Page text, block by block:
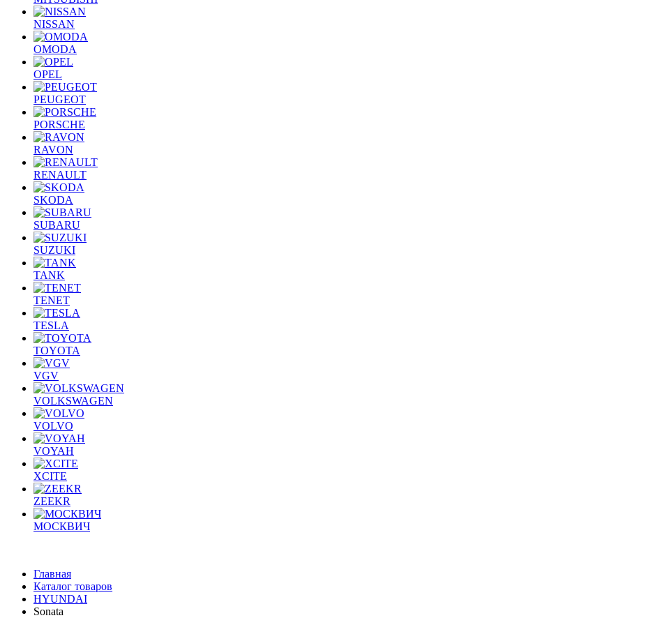
NISSAN
OMODA
OPEL
PEUGEOT
PORSCHE
RAVON
RENAULT
SKODA
SUBARU
SUZUKI
TANK
TENET
TESLA
TOYOTA
VGV
VOLKSWAGEN
VOLVO
VOYAH
XCITE
ZEEKR
МОСКВИЧ
Главная
Каталог товаров
HYUNDAI
Sonata